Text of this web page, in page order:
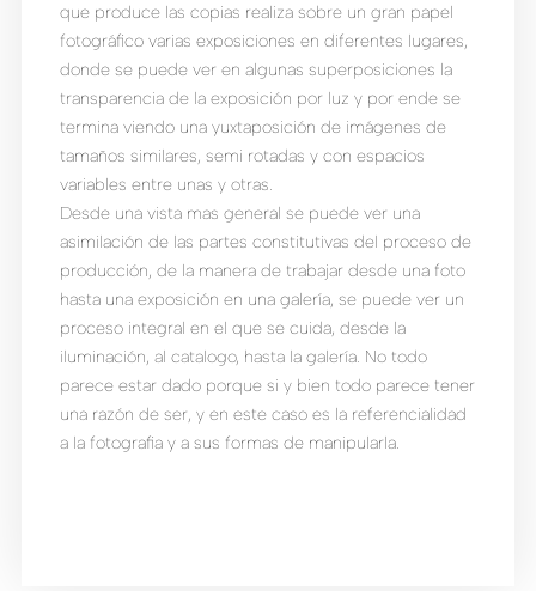
que produce las copias realiza sobre un gran papel
fotográfico varias exposiciones en diferentes lugares,
donde se puede ver en algunas superposiciones la
transparencia de la exposición por luz y por ende se
termina viendo una yuxtaposición de imágenes de
tamaños similares, semi rotadas y con espacios
variables entre unas y otras.
Desde una vista mas general se puede ver una
asimilación de las partes constitutivas del proceso de
producción, de la manera de trabajar desde una foto
hasta una exposición en una galería, se puede ver un
proceso integral en el que se cuida, desde la
iluminación, al catalogo, hasta la galería. No todo
parece estar dado porque si y bien todo parece tener
una razón de ser, y en este caso es la referencialidad
a la fotografia y a sus formas de manipularla.